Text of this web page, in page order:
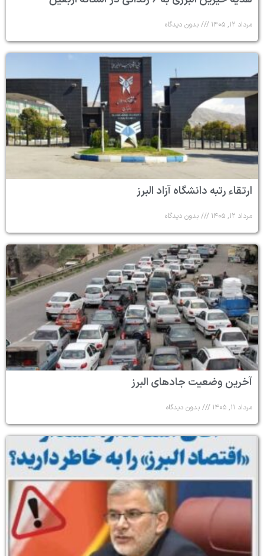
مرداد ۱۲, ۱۴۰۵ بدون دیدگاه
ارتقاء رتبه دانشگاه آزاد البرز
مرداد ۱۲, ۱۴۰۵ بدون دیدگاه
آخرین وضعیت جادهای البرز
مرداد ۱۱, ۱۴۰۵ بدون دیدگاه